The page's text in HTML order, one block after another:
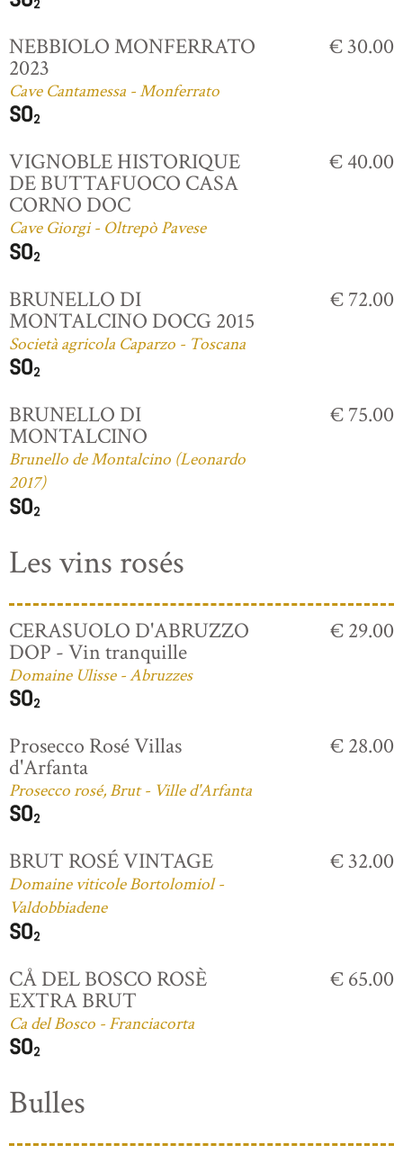
NEBBIOLO MONFERRATO
2023
Cave Cantamessa - Monferrato
€ 30.00
VIGNOBLE HISTORIQUE
DE BUTTAFUOCO CASA
CORNO DOC
Cave Giorgi - Oltrepò Pavese
€ 40.00
BRUNELLO DI
MONTALCINO DOCG 2015
Società agricola Caparzo - Toscana
€ 72.00
BRUNELLO DI
MONTALCINO
Brunello de Montalcino (Leonardo
2017)
€ 75.00
Les vins rosés
CERASUOLO D'ABRUZZO
DOP - Vin tranquille
Domaine Ulisse - Abruzzes
€ 29.00
Prosecco Rosé Villas
d'Arfanta
Prosecco rosé, Brut - Ville d'Arfanta
€ 28.00
BRUT ROSÉ VINTAGE
Domaine viticole Bortolomiol -
Valdobbiadene
€ 32.00
CÅ DEL BOSCO ROSÈ
EXTRA BRUT
Ca del Bosco - Franciacorta
€ 65.00
Bulles